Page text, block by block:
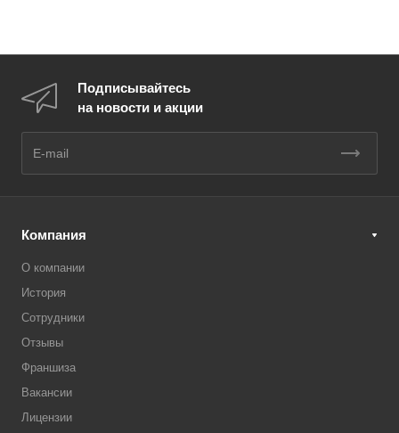
Подписывайтесь
на новости и акции
Компания
О компании
История
Сотрудники
Отзывы
Франшиза
Вакансии
Лицензии